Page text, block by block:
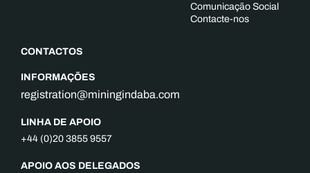
CONTACTOS
INFORMAÇÕES
registration@miningindaba.com
LINHA DE APOIO
+44 (0)20 3855 9557
APOIO AOS DELEGADOS
Comunicação Social
Contacte-nos